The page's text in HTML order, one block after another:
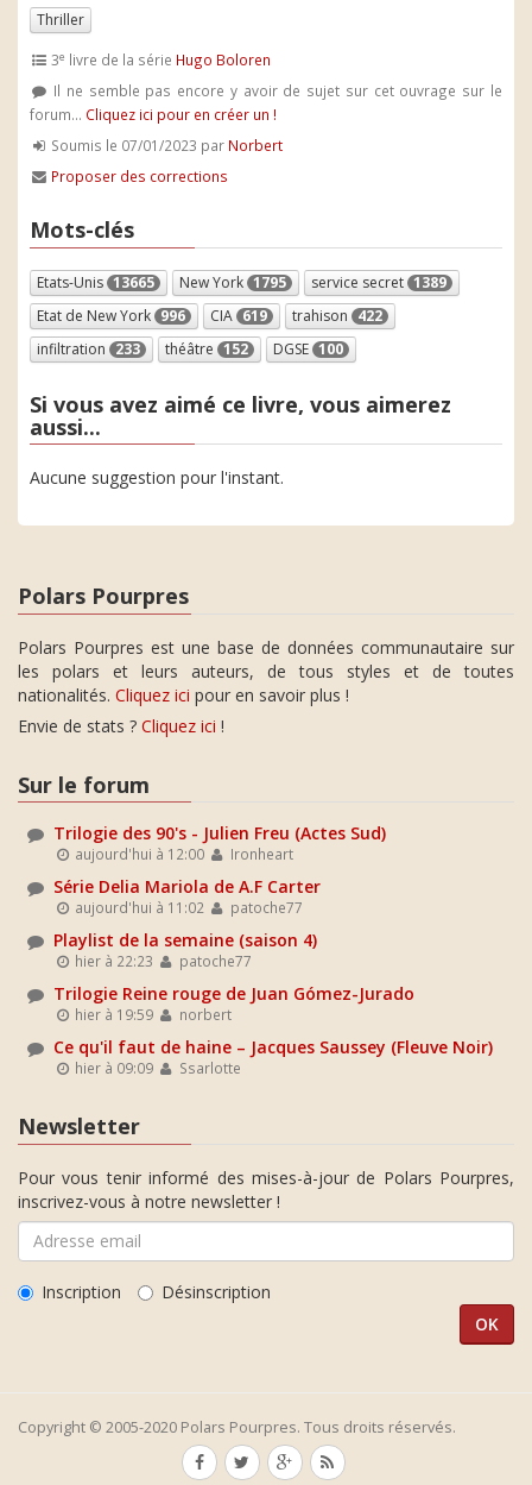
Thriller
3e livre de la série Hugo Boloren
Il ne semble pas encore y avoir de sujet sur cet ouvrage sur le
forum... Cliquez ici pour en créer un !
Soumis le 07/01/2023 par Norbert
Proposer des corrections
Mots-clés
Etats-Unis 13665 New York 1795 service secret 1389
Etat de New York 996 CIA 619 trahison 422
infiltration 233 théâtre 152 DGSE 100
Si vous avez aimé ce livre, vous aimerez
aussi...
Aucune suggestion pour l'instant.
Polars Pourpres
Polars Pourpres est une base de données communautaire sur
les polars et leurs auteurs, de tous styles et de toutes
nationalités. Cliquez ici pour en savoir plus !
Envie de stats ? Cliquez ici !
Sur le forum
Trilogie des 90's - Julien Freu (Actes Sud)
aujourd'hui à 12:00 Ironheart
Série Delia Mariola de A.F Carter
aujourd'hui à 11:02 patoche77
Playlist de la semaine (saison 4)
hier à 22:23 patoche77
Trilogie Reine rouge de Juan Gómez-Jurado
hier à 19:59 norbert
Ce qu'il faut de haine – Jacques Saussey (Fleuve Noir)
hier à 09:09 Ssarlotte
Newsletter
Pour vous tenir informé des mises-à-jour de Polars Pourpres,
inscrivez-vous à notre newsletter !
Inscription Désinscription
Copyright © 2005-2020 Polars Pourpres. Tous droits réservés.